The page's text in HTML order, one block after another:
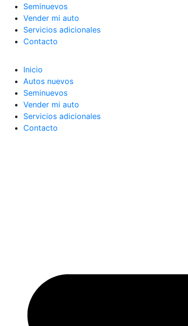
Seminuevos
Vender mi auto
Servicios adicionales
Contacto
Inicio
Autos nuevos
Seminuevos
Vender mi auto
Servicios adicionales
Contacto